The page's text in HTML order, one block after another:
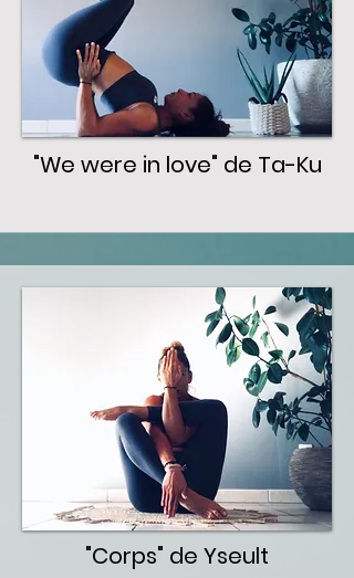
"We were in love" de Ta-Ku
"Corps" de Yseult